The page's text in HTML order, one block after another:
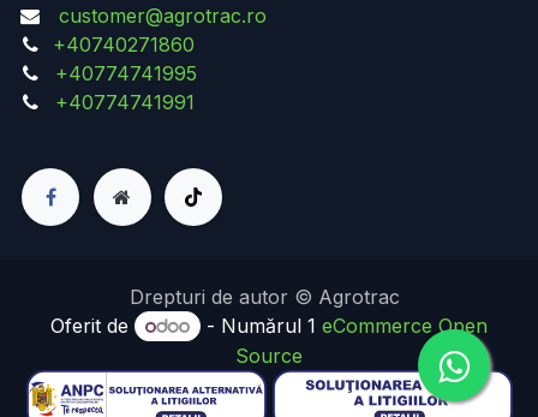
customer@agrotrac.ro
+40740271860
+40774741995
+40774741991
Drepturi de autor © Agrotrac
Oferit de
- Numărul 1 eCommerce Open
Source